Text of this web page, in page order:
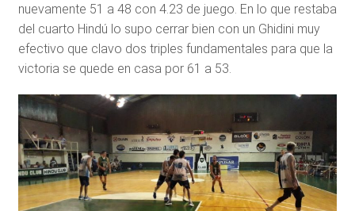
nuevamente 51 a 48 con 4.23 de juego. En lo que restaba
del cuarto Hindú lo supo cerrar bien con un Ghidini muy
efectivo que clavo dos triples fundamentales para que la
victoria se quede en casa por 61 a 53.